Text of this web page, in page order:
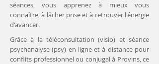
séances, vous apprenez à mieux vous
connaître, à lâcher prise et à retrouver l'énergie
d'avancer.
Grâce à la téléconsultation (visio) et séance
psychanalyse (psy) en ligne et à distance pour
conflits professionnel ou conjugal à Provins, ce